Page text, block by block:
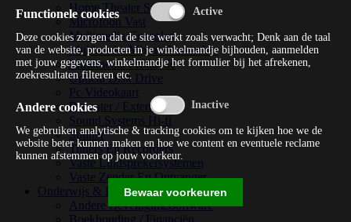
Home Theater Systems
Microfoon Vast
Multimedia Consoles
Multimedia Mixer / Versterker
Multimedia Productie
Optical Disk Drive
Pc Videokaart
Repeater / Extender
Sound Systems Hi-fi
Splitter
Tuners En Recorders
Vaste Luidsprekersystemen
Vaste Zender En Ontvanger
Onderwijs & Recreatie
Andere Beveiligingssoftware
Functionele cookies
Deze cookies zorgen dat de site werkt zoals verwacht; Denk aan de taal
van de website, producten in je winkelmandje bijhouden, aanmelden
met jouw gegevens, winkelmandje het formulier bij het afrekenen,
zoekresultaten filteren etc.
Andere cookies
We gebruiken analytische & tracking cookies om te kijken hoe we de
website beter kunnen maken en hoe we content en eventuele reclame
kunnen afstemmen op jouw voorkeur.
Bewaar voorkeuren